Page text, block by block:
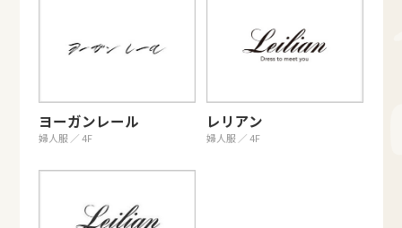
ヨーガンレール
婦人服 ／ 4F
レリアン
婦人服 ／ 4F